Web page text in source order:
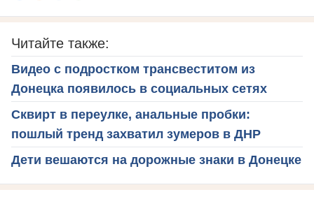
Читайте также:
Видео с подростком трансвеститом из
Донецка появилось в социальных сетях
Сквирт в переулке, анальные пробки:
пошлый тренд захватил зумеров в ДНР
Дети вешаются на дорожные знаки в Донецке